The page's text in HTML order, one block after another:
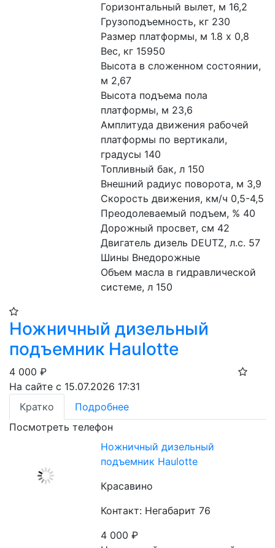
Горизонтальный вылет, м 16,2
Грузоподъемность, кг 230
Размер платформы, м 1.8 х 0,8
Вес, кг 15950
Высота в сложенном состоянии,
м 2,67
Высота подъема пола
платформы, м 23,6
Амплитуда движения рабочей
платформы по вертикали,
градусы 140
Топливный бак, л 150
Внешний радиус поворота, м 3,9
Скорость движения, км/ч 0,5-4,5
Преодолеваемый подъем, % 40
Дорожный просвет, см 42
Двигатель дизель DEUTZ, л.с. 57
Шины Внедорожные
Объем масла в гидравлической
системе, л 150
Ножничный дизельный
подъемник Haulotte
4 000 ₽
На сайте с 15.07.2026 17:31
Кратко
Подробнее
Посмотреть телефон
Ножничный дизельный
подъемник Haulotte
Красавино
Контакт: Негабарит 76
4 000₽